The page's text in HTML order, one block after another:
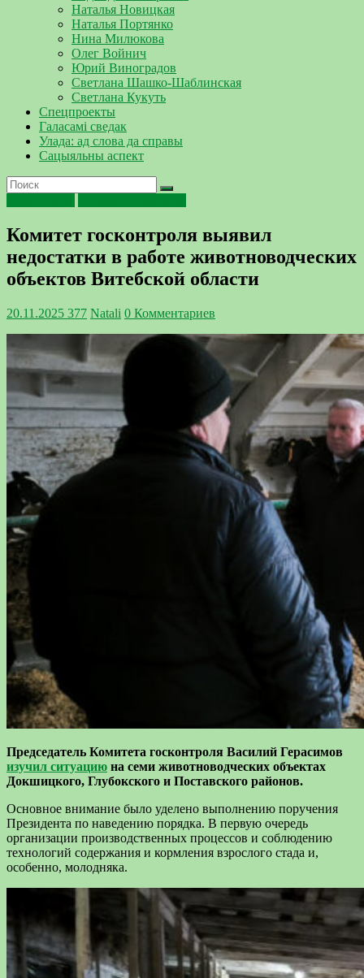
Наталья Новицкая
Наталья Портянко
Нина Милюкова
Олег Войнич
Юрий Виноградов
Светлана Шашко-Шаблинская
Светлана Кукуть
Спецпроекты
Галасамі сведак
Улада: ад слова да справы
Сацыяльны аспект
Комитет госконтроля выявил
недостатки в работе животноводческих
объектов Витебской области
20.11.2025 377 Natali 0 Комментариев
Председатель Комитета госконтроля Василий Герасимов
изучил ситуацию на семи животноводческих объектах
Докшицкого, Глубокского и Поставского районов.
Основное внимание было уделено выполнению поручения
Президента по наведению порядка. В первую очередь
организации производственных процессов и соблюдению
технологий содержания и кормления взрослого стада и,
особенно, молодняка.